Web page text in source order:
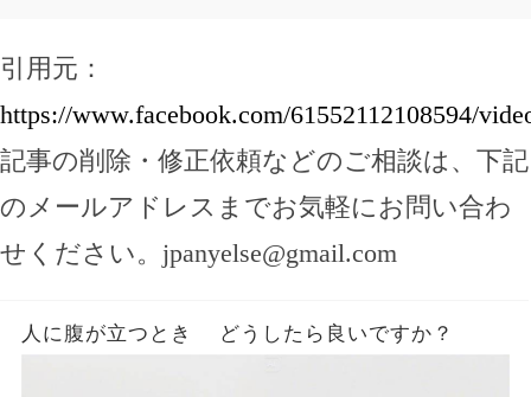
引用元：
https://www.facebook.com/61552112108594/
記事の削除・修正依頼などのご相談は、下記
のメールアドレスまでお気軽にお問い合わ
せください。 jpanyelse@gmail.com
人に腹が立つとき どうしたら良いですか？